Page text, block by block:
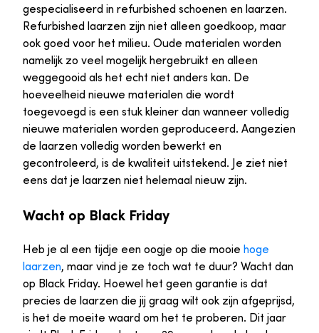
gespecialiseerd in refurbished schoenen en laarzen.
Refurbished laarzen zijn niet alleen goedkoop, maar
ook goed voor het milieu. Oude materialen worden
namelijk zo veel mogelijk hergebruikt en alleen
weggegooid als het echt niet anders kan. De
hoeveelheid nieuwe materialen die wordt
toegevoegd is een stuk kleiner dan wanneer volledig
nieuwe materialen worden geproduceerd. Aangezien
de laarzen volledig worden bewerkt en
gecontroleerd, is de kwaliteit uitstekend. Je ziet niet
eens dat je laarzen niet helemaal nieuw zijn.
Wacht op Black Friday
Heb je al een tijdje een oogje op die mooie hoge
laarzen, maar vind je ze toch wat te duur? Wacht dan
op Black Friday. Hoewel het geen garantie is dat
precies de laarzen die jij graag wilt ook zijn afgeprijsd,
is het de moeite waard om het te proberen. Dit jaar